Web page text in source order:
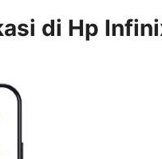
di Hp